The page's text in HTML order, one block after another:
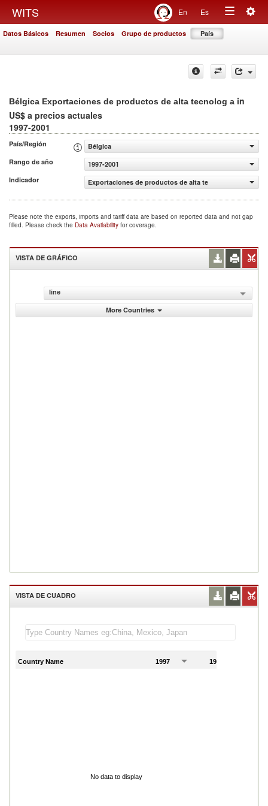
WITS En Es
Toggle
Datos Básicos Resumen Socios Grupo de productos País
Bélgica Exportaciones de productos de alta tecnolog a in
US$ a precios actuales
1997-2001
País/Región
Bélgica
Rango de año
1997-2001
Indicador
Exportaciones de productos de alta tecnolog a (US$ a
Please note the exports, imports and tariff data are based on reported data and not gap
filled. Please check the Data Availability for coverage.
VISTA DE GRÁFICO
line
More Countries
VISTA DE CUADRO
Country Name 1997 1998
No data to display